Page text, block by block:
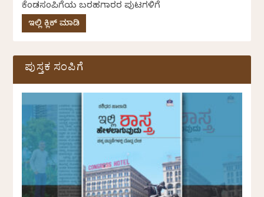
ಕೆಂಡಸಂಪಿಗೆಯ ಬರಹಗಾರರ ಪುಟಗಳಿಗೆ
ಇಲ್ಲಿ ಕ್ಲಿಕ್ ಮಾಡಿ
ಪುಸ್ತಕ ಸಂಪಿಗೆ